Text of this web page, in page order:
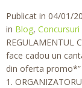
Publicat in 04/01/
in Blog, Concursuri
REGULAMENTUL
face cadou un
din oferta promo*”
1.